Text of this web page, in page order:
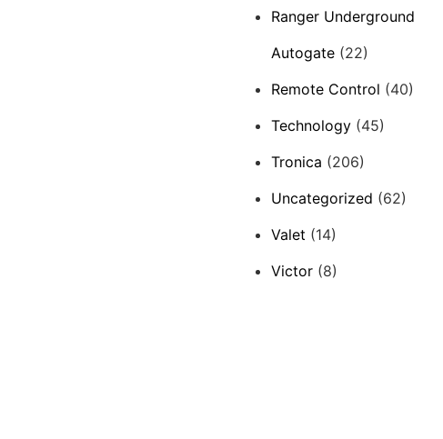
Ranger Underground
Autogate(22)
Remote Control (40)
Technology(45)
Tronica (206)
Uncategorized (62)
Valet (14)
Victor(8)